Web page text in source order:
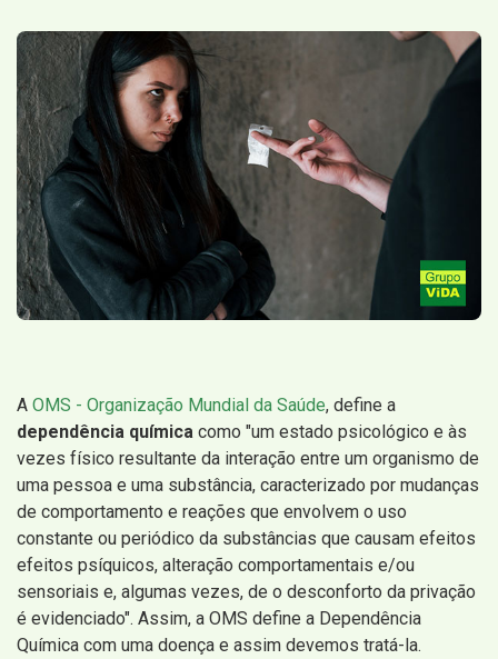
A OMS - Organização Mundial da Saúde, define a
dependência química como "um estado psicológico e às
vezes físico resultante da interação entre um organismo de
uma pessoa e uma substância, caracterizado por mudanças
de comportamento e reações que envolvem o uso
constante ou periódico da substâncias que causam efeitos
efeitos psíquicos, alteração comportamentais e/ou
sensoriais e, algumas vezes, de o desconforto da privação
é evidenciado". Assim, a OMS define a Dependência
Química com uma doença e assim devemos tratá-la.